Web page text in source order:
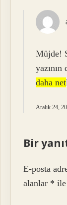
Müjde!
daha net
Aralık 24,
Bir
E-posta
alanlar *